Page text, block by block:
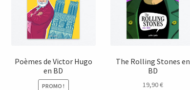
Poèmes de Victor Hugo
en BD
PROMO !
The Rolling Stones en
BD
19,90€